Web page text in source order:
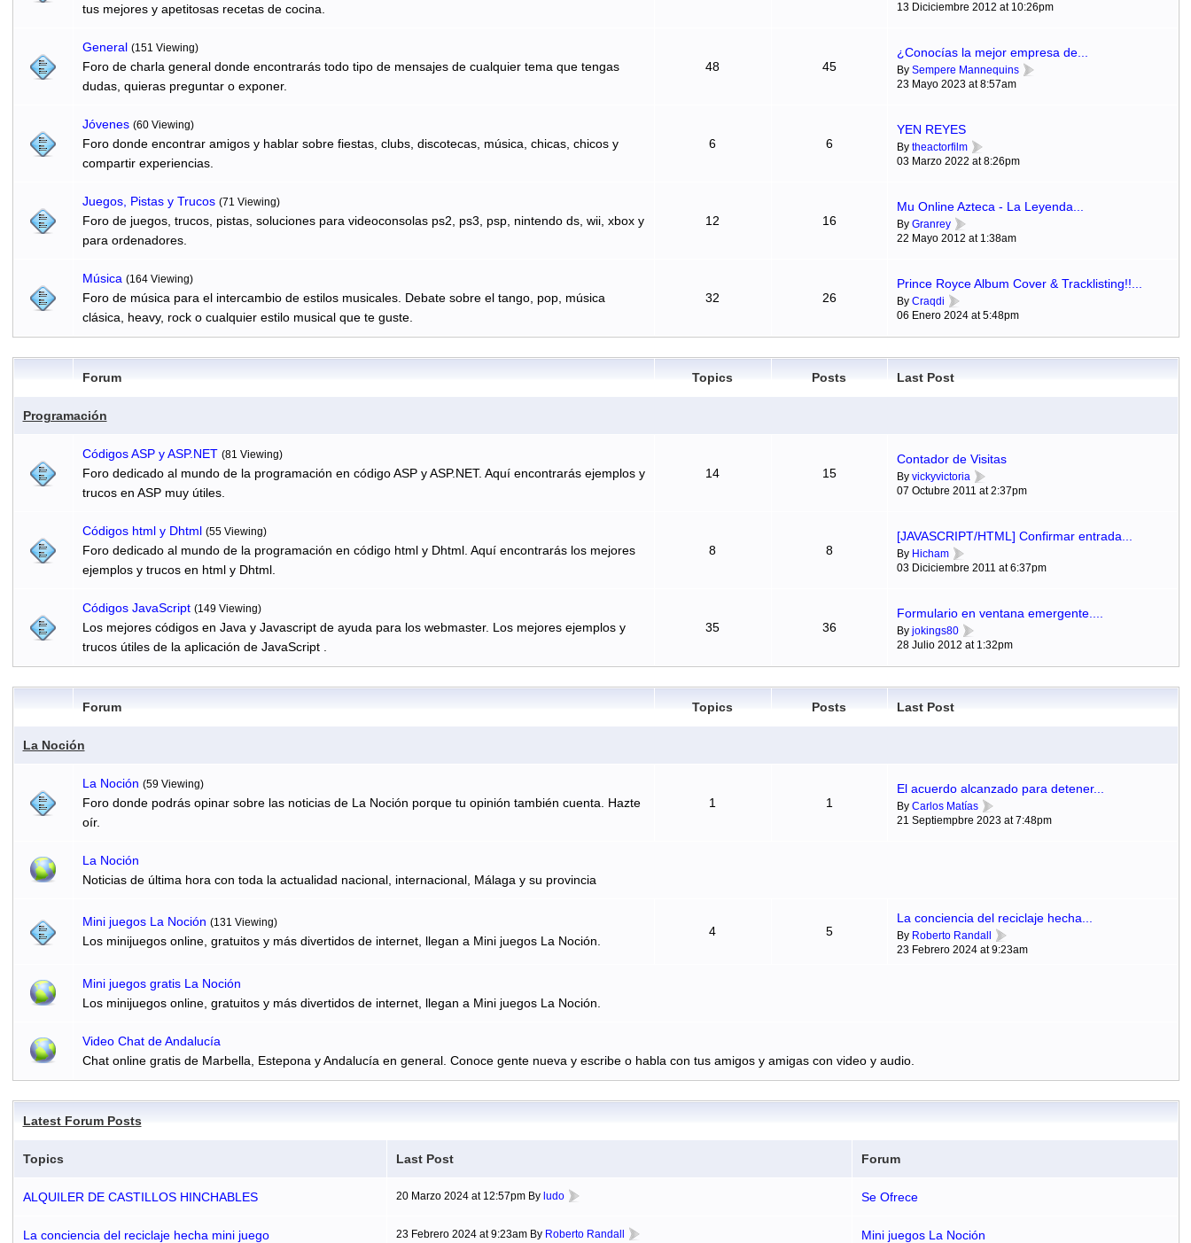
tus mejores y apetitosas recetas de cocina.
13 Diciciembre 2012 at 10:26pm
General (151 Viewing)
Foro de charla general donde encontrarás todo tipo de mensajes de cualquier tema que tengas
dudas, quieras preguntar o exponer.
48 45
¿Conocías la mejor empresa de...
By Sempere Mannequins
23 Mayo 2023 at 8:57am
Jóvenes (60 Viewing)
Foro donde encontrar amigos y hablar sobre fiestas, clubs, discotecas, música, chicas, chicos y
compartir experiencias.
6 6
YEN REYES
By theactorfilm
03 Marzo 2022 at 8:26pm
Juegos, Pistas y Trucos (71 Viewing)
Foro de juegos, trucos, pistas, soluciones para videoconsolas ps2, ps3, psp, nintendo ds, wii, xbox y
para ordenadores.
12 16
Mu Online Azteca - La Leyenda...
By Granrey
22 Mayo 2012 at 1:38am
Música (164 Viewing)
Foro de música para el intercambio de estilos musicales. Debate sobre el tango, pop, música
clásica, heavy, rock o cualquier estilo musical que te guste.
32 26
Prince Royce Album Cover & Tracklisting!!...
By Craqdi
06 Enero 2024 at 5:48pm
Forum Topics Posts Last Post
Programación
Códigos ASP y ASP.NET (81 Viewing)
Foro dedicado al mundo de la programación en código ASP y ASP.NET. Aquí encontrarás ejemplos y
trucos en ASP muy útiles.
14 15
Contador de Visitas
By vickyvictoria
07 Octubre 2011 at 2:37pm
Códigos html y Dhtml (55 Viewing)
Foro dedicado al mundo de la programación en código html y Dhtml. Aquí encontrarás los mejores
ejemplos y trucos en html y Dhtml.
8 8
[JAVASCRIPT/HTML] Confirmar entrada...
By Hicham
03 Diciciembre 2011 at 6:37pm
Códigos JavaScript (149 Viewing)
Los mejores códigos en Java y Javascript de ayuda para los webmaster. Los mejores ejemplos y
trucos útiles de la aplicación de JavaScript .
35 36
Formulario en ventana emergente....
By jokings80
28 Julio 2012 at 1:32pm
Forum Topics Posts Last Post
La Noción
La Noción (59 Viewing)
Foro donde podrás opinar sobre las noticias de La Noción porque tu opinión también cuenta. Hazte
oír.
1 1
El acuerdo alcanzado para detener...
By Carlos Matías
21 Septiempbre 2023 at 7:48pm
La Noción
Noticias de última hora con toda la actualidad nacional, internacional, Málaga y su provincia
Mini juegos La Noción (131 Viewing)
Los minijuegos online, gratuitos y más divertidos de internet, llegan a Mini juegos La Noción.
4 5
La conciencia del reciclaje hecha...
By Roberto Randall
23 Febrero 2024 at 9:23am
Mini juegos gratis La Noción
Los minijuegos online, gratuitos y más divertidos de internet, llegan a Mini juegos La Noción.
Video Chat de Andalucía
Chat online gratis de Marbella, Estepona y Andalucía en general. Conoce gente nueva y escribe o habla con tus amigos y amigas con video y audio.
Latest Forum Posts
Topics Last Post Forum
ALQUILER DE CASTILLOS HINCHABLES 20 Marzo 2024 at 12:57pm By ludo Se Ofrece
La conciencia del reciclaje hecha mini juego 23 Febrero 2024 at 9:23am By Roberto Randall Mini juegos La Noción